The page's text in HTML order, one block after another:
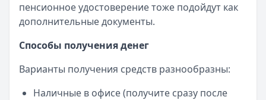
пенсионное удостоверение тоже подойдут как
дополнительные документы.
Способы получения денег
Варианты получения средств разнообразны:
Наличные в офисе (получите сразу после